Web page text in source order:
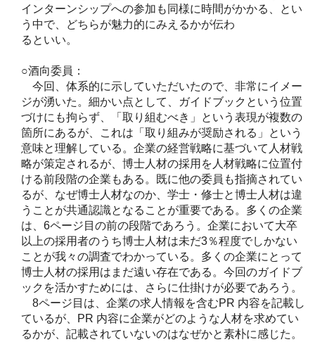
インターンシップへの参加も同様に時間がかかる、とい
う中で、どちらが魅力的にみえるかが伝わ
るといい。
○酒向委員：
今回、体系的に示していただいたので、非常にイメー
ジが湧いた。細かい点として、ガイドブックという位置
づけにも拘らず、「取り組むべき」という表現が複数の
箇所にあるが、これは「取り組みが奨励される」という
意味と理解している。企業の経営戦略に基づいて人材戦
略が策定されるが、博士人材の採用を人材戦略に位置付
ける前段階の企業もある。既に他の委員も指摘されてい
るが、なぜ博士人材なのか、学士・修士と博士人材は違
うことが共通認識となることが重要である。多くの企業
は、6ページ目の前の段階であろう。企業において大卒
以上の採用者のうち博士人材は未だ3％程度でしかない
ことが我々の調査でわかっている。多くの企業にとって
博士人材の採用はまだ遠い存在である。今回のガイドブ
ックを活かすためには、さらに仕掛けが必要であろう。
8ページ目は、企業の求人情報を含むPR 内容を記載し
ているが、PR 内容に企業がどのような人材を求めてい
るかが、記載されていないのはなぜかと素朴に感じた。